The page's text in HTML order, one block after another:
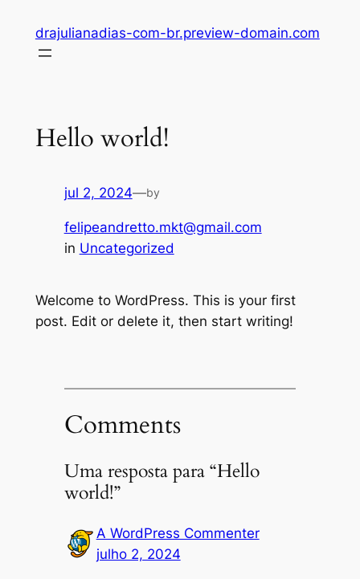
drajulianadias-com-br.preview-domain.com
Hello world!
jul 2, 2024—by
felipeandretto.mkt@gmail.com
in Uncategorized
Welcome to WordPress. This is your first
post. Edit or delete it, then start writing!
Comments
Uma resposta para “Hello
world!”
A WordPress Commenter
julho 2, 2024